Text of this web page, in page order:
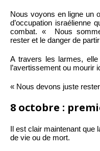
Nous voyons en ligne un
d’occupation israélienne
combat. « Nous
rester et le danger de
A travers les larmes,
l’avertissement ou mourir
« Nous devons juste
8 octobre :
Il est clair maintenant que
de vie ou de mort.